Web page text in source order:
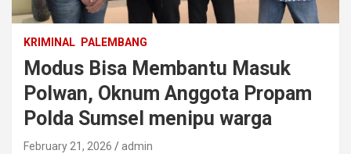
KRIMINAL PALEMBANG
Modus Bisa Membantu Masuk
Polwan, Oknum Anggota Propam
Polda Sumsel menipu warga
February 21, 2026 admin